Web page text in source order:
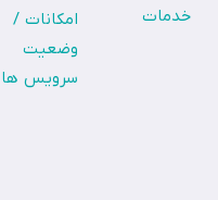
خدمات
امکانات /
وضعیت
سرویس ها